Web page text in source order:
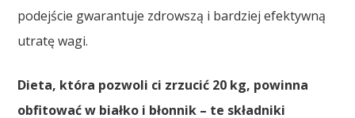
podejście gwarantuje zdrowszą i bardziej efektywną
utratę wagi.
Dieta, która pozwoli ci zrzucić 20 kg, powinna
obfitować w białko i błonnik – te składniki